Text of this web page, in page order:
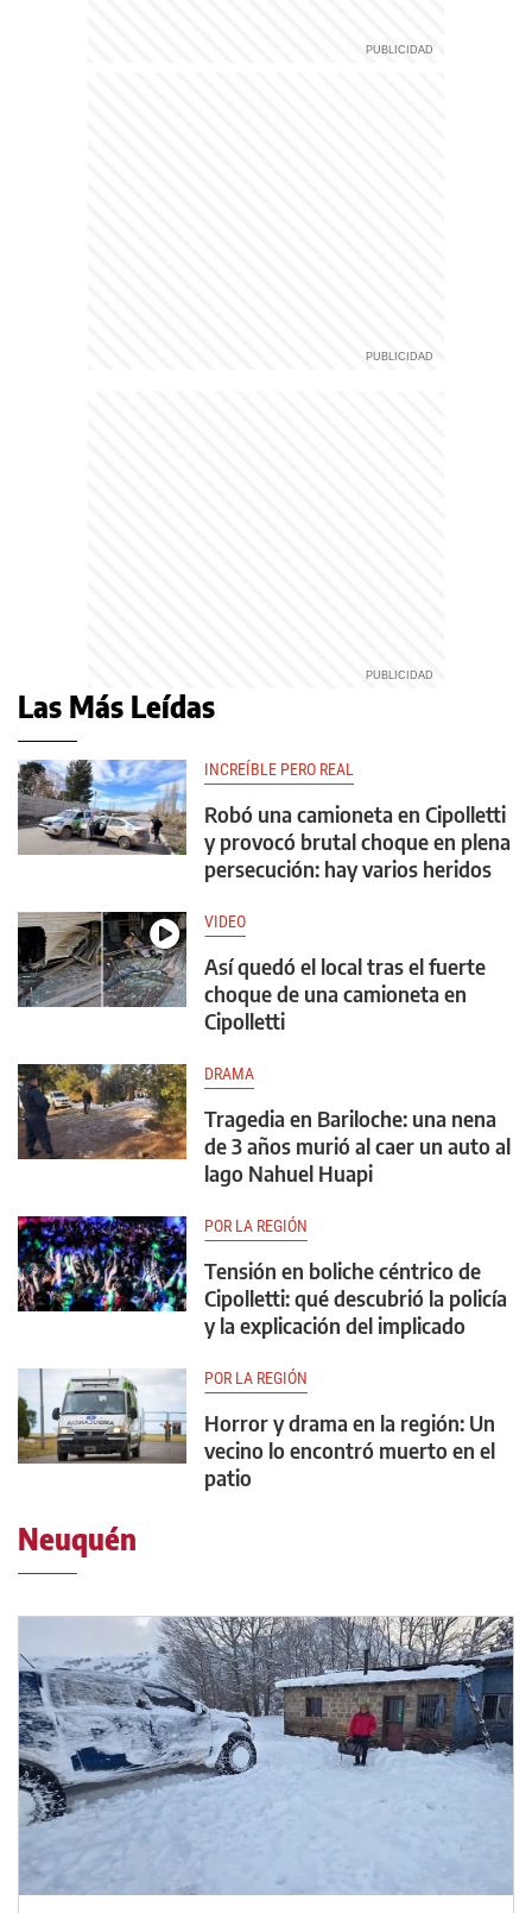
Las Más Leídas
INCREÍBLE PERO REAL
Robó una camioneta en Cipolletti
y provocó brutal choque en plena
persecución: hay varios heridos
VIDEO
Así quedó el local tras el fuerte
choque de una camioneta en
Cipolletti
DRAMA
Tragedia en Bariloche: una nena
de 3 años murió al caer un auto al
lago Nahuel Huapi
POR LA REGIÓN
Tensión en boliche céntrico de
Cipolletti: qué descubrió la policía
y la explicación del implicado
POR LA REGIÓN
Horror y drama en la región: Un
vecino lo encontró muerto en el
patio
Neuquén